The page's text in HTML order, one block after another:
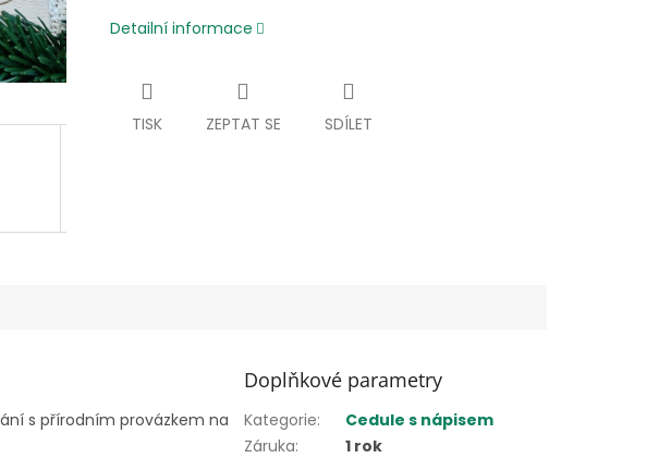
Detailní informace
TISK ZEPTAT SE SDÍLET
s přírodním provázkem na
Doplňkové parametry
Kategorie:
Cedule s nápisem
Záruka:
1 rok